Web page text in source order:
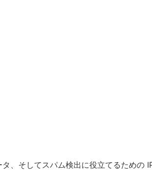
、そしてスパム検出に役立てるための